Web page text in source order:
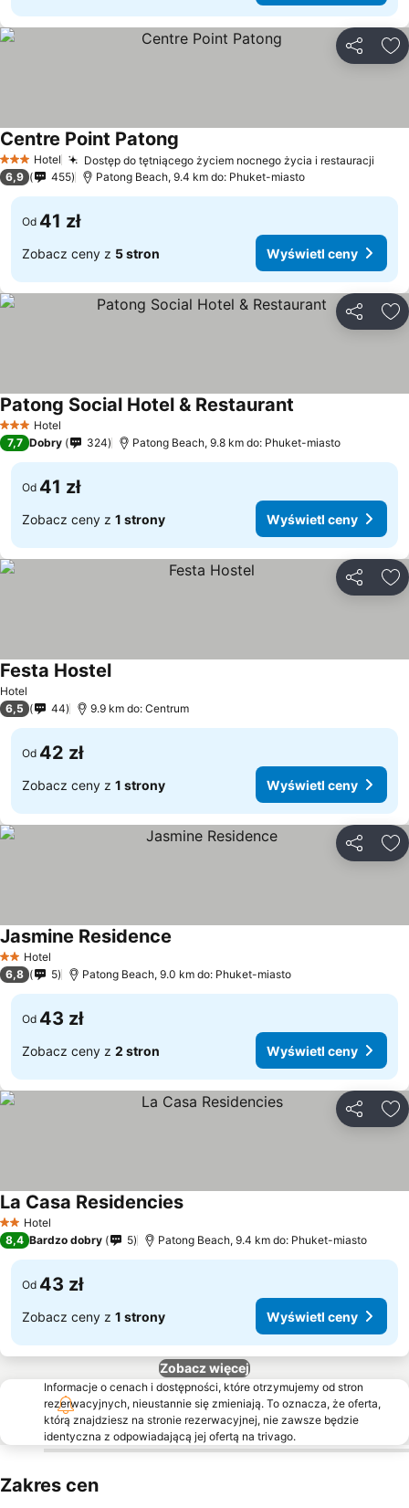
3 Kategoria
Hotel Dostęp do tętniącego życiem nocnego życia i restauracji
Centre Point Patong
6,9 455 Patong Beach, 9.4 km do: Phuket-miasto
Od 41 zł
Zobacz ceny z 5 stron Wyświetl ceny
3 Kategoria
Hotel
Patong Social Hotel & Restaurant
7,7 Dobry 324 Patong Beach, 9.8 km do: Phuket-miasto
Od 41 zł
Zobacz ceny z 1 strony Wyświetl ceny
Hotel
Festa Hostel
6,5 44 9.9 km do: Centrum
Od 42 zł
Zobacz ceny z 1 strony Wyświetl ceny
2 Kategoria
Hotel
Jasmine Residence
6,8 5 Patong Beach, 9.0 km do: Phuket-miasto
Od 43 zł
Zobacz ceny z 2 stron Wyświetl ceny
2 Kategoria
Hotel
La Casa Residencies
8,4 Bardzo dobry 5 Patong Beach, 9.4 km do: Phuket-miasto
Od 43 zł
Zobacz ceny z 1 strony Wyświetl ceny
Zobacz więcej
Informacje o cenach i dostępności, które otrzymujemy od stron
rezerwacyjnych, nieustannie się zmieniają. To oznacza, że oferta,
którą znajdziesz na stronie rezerwacyjnej, nie zawsze będzie
identyczna z odpowiadającą jej ofertą na trivago.
Zakres cen